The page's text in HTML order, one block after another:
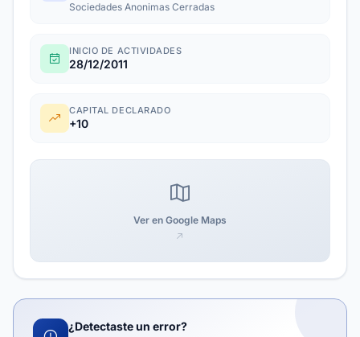
Sociedades Anonimas Cerradas
INICIO DE ACTIVIDADES
28/12/2011
CAPITAL DECLARADO
+10
Ver en Google Maps
¿Detectaste un error?